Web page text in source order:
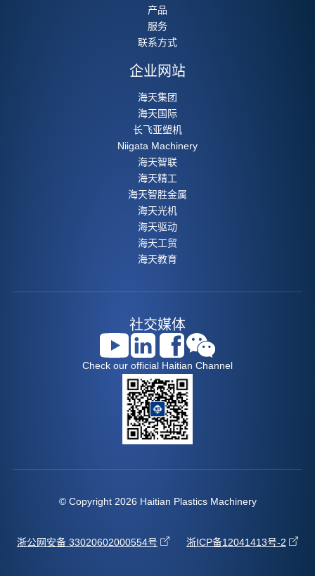
产品
服务
联系方式
企业网站
海天集团
海天国际
长飞亚塑机
Niigata Machinery
海天智联
海天精工
海天智胜金属
海天光机
海天驱动
海天工贸
海天教育
社交媒体
Check our official Haitian Channel
© Copyright 2026 Haitian Plastics Machinery
浙公网安备 33020602000554号 浙ICP备12041413号-2